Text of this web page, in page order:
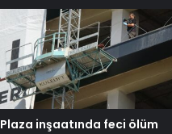
Plaza inşaatında feci ölüm